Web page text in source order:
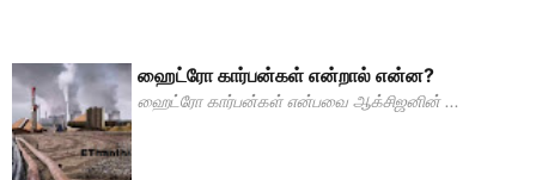
ஹைட்ரோ கார்பன்கள் என்றால் என்ன?
ஹைட்ரோ கார்பன்கள் என்பவை ஆக்சிஜனின் ...